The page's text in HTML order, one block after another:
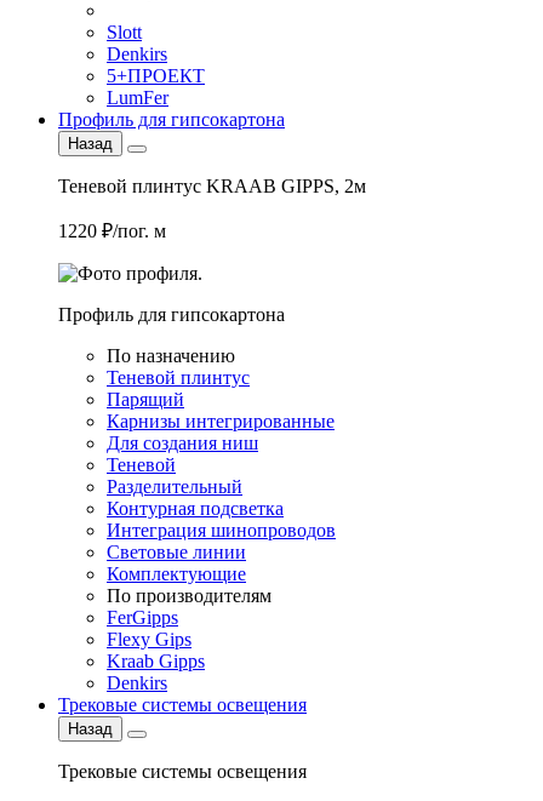
Slott
Denkirs
5+ПРОЕКТ
LumFer
Профиль для гипсокартона
Назад
Теневой плинтус KRAAB GIPPS, 2м
1220 ₽/пог. м
Профиль для гипсокартона
По назначению
Теневой плинтус
Парящий
Карнизы интегрированные
Для создания ниш
Теневой
Разделительный
Контурная подсветка
Интеграция шинопроводов
Световые линии
Комплектующие
По производителям
FerGipps
Flexy Gips
Kraab Gipps
Denkirs
Трековые системы освещения
Назад
Трековые системы освещения